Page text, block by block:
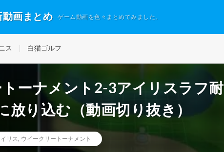
動画まとめ ゲーム動画を色々まとめてみました。
ス 白猫ゴルフ
ーナメント2-3アイリスラフ耐
放り込む（動画切り抜き）
リス , ウイークリートーナメント